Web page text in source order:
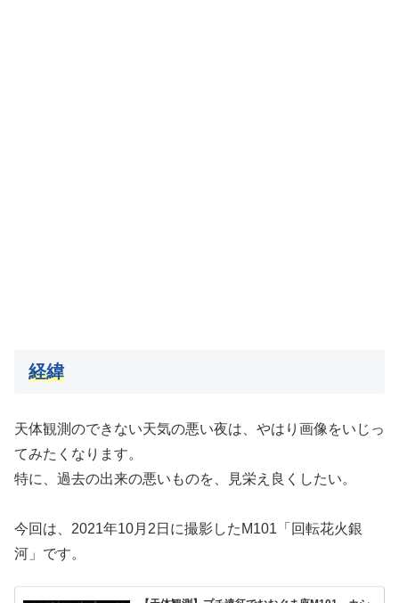
経緯
天体観測のできない天気の悪い夜は、やはり画像をいじっ
てみたくなります。
特に、過去の出来の悪いものを、見栄え良くしたい。
今回は、2021年10月2日に撮影したM101「回転花火銀
河」です。